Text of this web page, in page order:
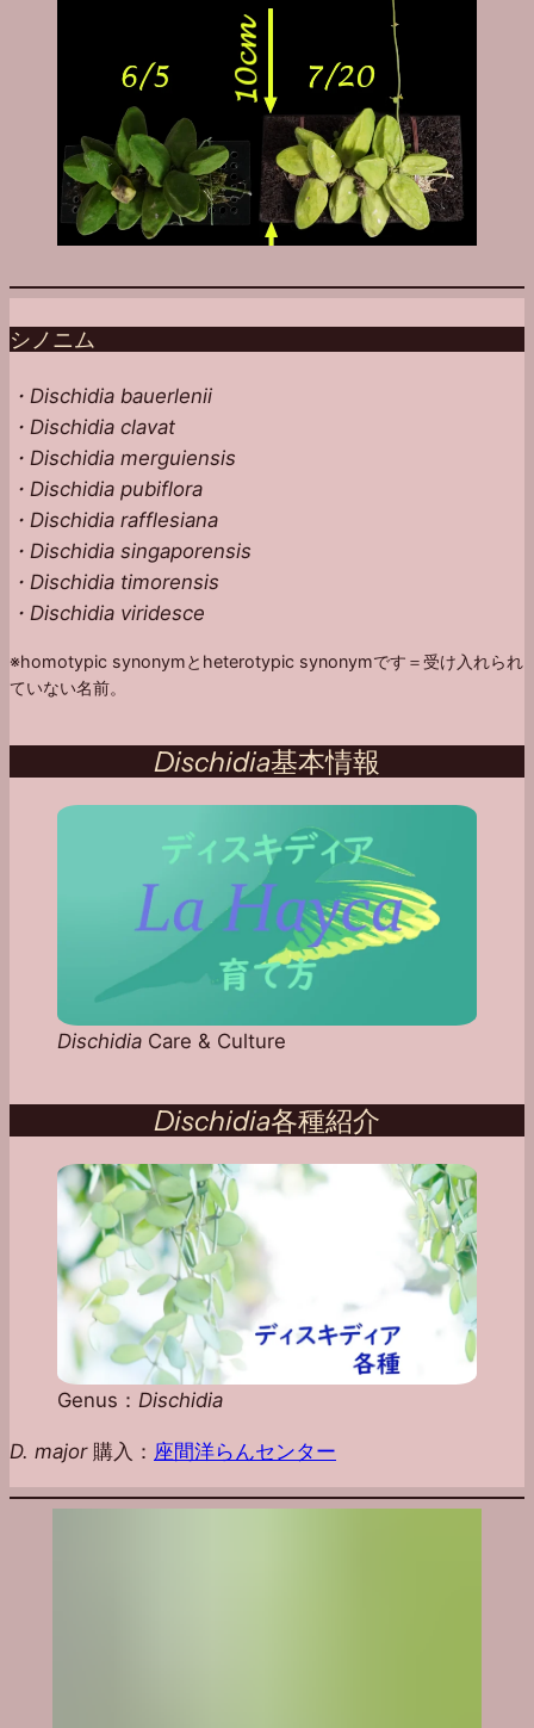
シノニム
・Dischidia bauerlenii
・Dischidia clavat
・Dischidia merguiensis
・Dischidia pubiflora
・Dischidia rafflesiana
・Dischidia singaporensis
・Dischidia timorensis
・Dischidia viridesce
※homotypic synonymとheterotypic synonymです＝受け入れられ
ていない名前。
Dischidia基本情報
Dischidia Care & Culture
Dischidia各種紹介
Genus： Dischidia
D. major購入： 座間洋らんセンター